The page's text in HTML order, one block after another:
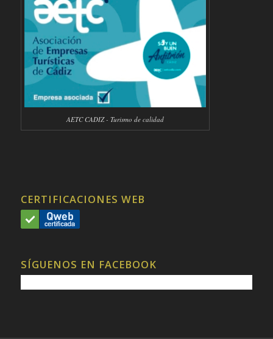
AETC CADIZ - Turismo de calidad
CERTIFICACIONES WEB
SÍGUENOS EN FACEBOOK